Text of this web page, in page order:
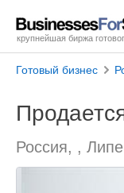
крупнейшая биржа
Готовый бизнес
Россия, ,